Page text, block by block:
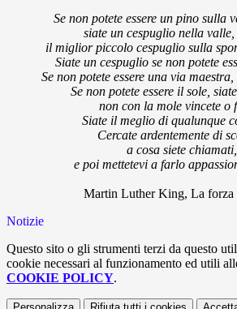
Se non potete essere un pino sulla
siate un cespuglio nella valle,
il miglior piccolo cespuglio sulla
Siate un cespuglio se non potete
Se non potete essere una via
Se non potete essere il sole,
non con la mole vincete o
Siate il meglio di qualunque
Cercate ardentemente di
a cosa siete chiamati,
e poi mettetevi a farlo
Martin Luther King, La forza
Notizie
Questo sito o gli strumenti terzi da questo
cookie necessari al funzionamento ed utili
COOKIE POLICY.